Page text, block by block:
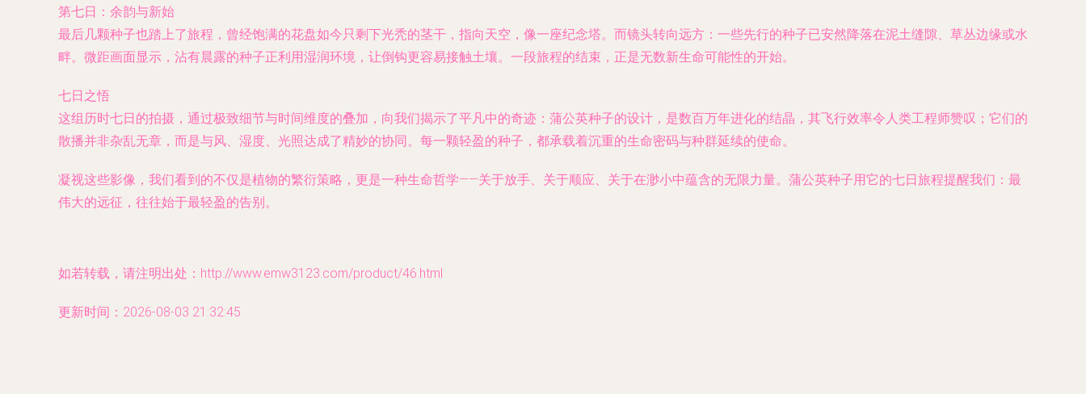
第七日：余韵与新始
最后几颗种子也踏上了旅程，曾经饱满的花盘如今只剩下光秃的茎干，指向天空，像一座纪念塔。而镜头转向远方：一些先行的种子已安然降落在泥土缝隙、草丛边缘或水
畔。微距画面显示，沾有晨露的种子正利用湿润环境，让倒钩更容易接触土壤。一段旅程的结束，正是无数新生命可能性的开始。
七日之悟
这组历时七日的拍摄，通过极致细节与时间维度的叠加，向我们揭示了平凡中的奇迹：蒲公英种子的设计，是数百万年进化的结晶，其飞行效率令人类工程师赞叹；它们的
散播并非杂乱无章，而是与风、湿度、光照达成了精妙的协同。每一颗轻盈的种子，都承载着沉重的生命密码与种群延续的使命。
凝视这些影像，我们看到的不仅是植物的繁衍策略，更是一种生命哲学——关于放手、关于顺应、关于在渺小中蕴含的无限力量。蒲公英种子用它的七日旅程提醒我们：最
伟大的远征，往往始于最轻盈的告别。
如若转载，请注明出处：http://www.emw3123.com/product/46.html
更新时间：2026-08-03 21:32:45